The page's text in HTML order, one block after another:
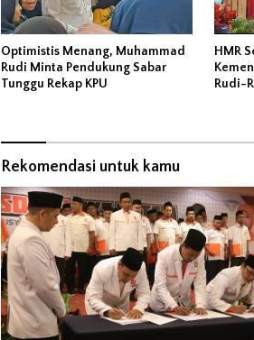
Optimistis Menang, Muhammad
Rudi Minta Pendukung Sabar
Tunggu Rekap KPU
HMR
Rudi-
Rekomendasi untuk kamu